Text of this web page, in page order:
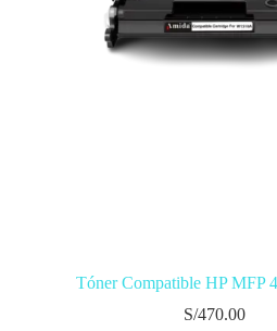
Tóner Compatible HP MFP
S/470.00